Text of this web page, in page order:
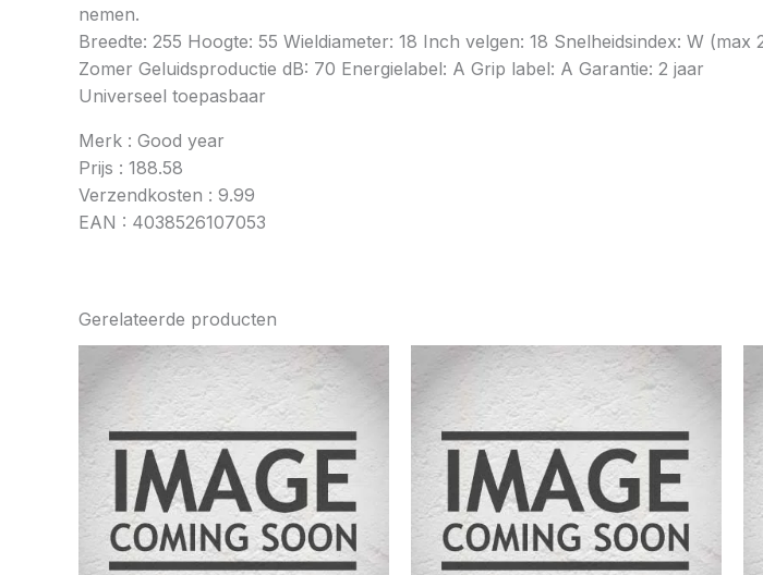
nemen.
Breedte: 255 Hoogte: 55 Wieldiameter: 18 Inch velgen: 18 Snelheidsindex: W
Zomer Geluidsproductie dB: 70 Energielabel: A Grip label: A Garantie: 2 jaar
Universeel toepasbaar
Merk : Good year
Prijs : 188.58
Verzendkosten : 9.99
EAN : 4038526107053
Gerelateerde producten